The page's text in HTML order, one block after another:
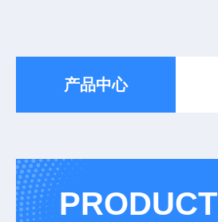
产品中心
PRODUCT